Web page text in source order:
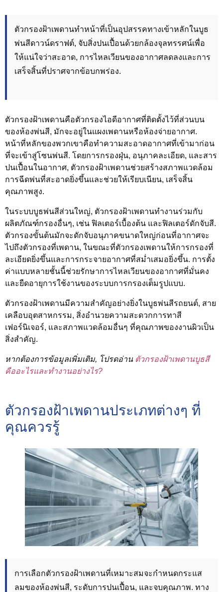
ตัวกรองฝ้าเพดานทำหน้าที่เป็นอุปสรรคทางเข้าหลักในบูธ
พ่นสีดาวน์ดราฟต์, จับสิ่งปนเปื้อนด้วยกล้องจุลทรรศน์เพื่อ
ให้แน่ใจว่าสะอาด, การไหลเวียนของอากาศลดลงและการ
เสร็จสิ้นที่ปราศจากข้อบกพร่อง.
ตัวกรองฝ้าเพดานคือตัวกรองไอดีอากาศที่ติดตั้งไว้ที่ส่วนบน
ของห้องพ่นสี, มักจะอยู่ในแผงเพดานหรือห้องจ่ายอากาศ.
หน้าที่หลักของพวกเขาคือทำความสะอาดอากาศที่เข้ามาก่อน
ที่จะเข้าสู่โซนพ่นสี. โดยการกรองฝุ่น, อนุภาคละเอียด, และสาร
ปนเปื้อนในอากาศ, ตัวกรองฝ้าเพดานช่วยสร้างสภาพแวดล้อม
การฉีดพ่นที่สะอาดยิ่งขึ้นและช่วยให้เรียบเนียน, เสร็จสิ้น
คุณภาพสูง.
ในระบบบูธพ่นสีส่วนใหญ่, ตัวกรองฝ้าเพดานทำงานร่วมกับ
ผลิตภัณฑ์กรองอื่นๆ, เช่น ฟิลเตอร์เบื้องต้น และฟิลเตอร์ดักจับสี.
ตัวกรองขั้นต้นมักจะดักจับอนุภาคขนาดใหญ่ก่อนที่อากาศจะ
ไปถึงตัวกรองที่เพดาน, ในขณะที่ตัวกรองเพดานให้การกรองที่
ละเอียดยิ่งขึ้นและการกระจายอากาศที่สม่ำเสมอยิ่งขึ้น. การตั้ง
ค่าแบบหลายชั้นนี้ช่วยรักษาการไหลเวียนของอากาศที่มั่นคง
และยืดอายุการใช้งานของระบบการกรองเต็มรูปแบบ.
ตัวกรองฝ้าเพดานมีความสำคัญอย่างยิ่งในบูธพ่นสีรถยนต์, สาย
เคลือบอุตสาหกรรม, สิ่งอำนวยความสะดวกการทาสี
เฟอร์นิเจอร์, และสภาพแวดล้อมอื่นๆ ที่คุณภาพของงานผิวเป็น
สิ่งสำคัญ.
หากต้องการข้อมูลเพิ่มเติม, โปรดอ่าน ตัวกรองฝ้าเพดานบูธสี
คืออะไรและทำงานอย่างไร?
ตัวกรองฝ้าเพดานประเภทต่างๆ ที่
คุณควรรู้
การเลือกตัวกรองฝ้าเพดานที่เหมาะสมจะกำหนดกระแส
ลมของห้องพ่นสี, ระดับการปนเปื้อน, และจบคุณภาพ. ทาง